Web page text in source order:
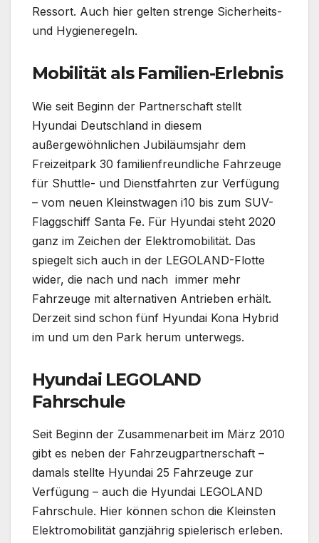
Ressort. Auch hier gelten strenge Sicherheits-
und Hygieneregeln.
Mobilität als Familien-Erlebnis
Wie seit Beginn der Partnerschaft stellt
Hyundai Deutschland in diesem
außergewöhnlichen Jubiläumsjahr dem
Freizeitpark 30 familienfreundliche Fahrzeuge
für Shuttle- und Dienstfahrten zur Verfügung
– vom neuen Kleinstwagen i10 bis zum SUV-
Flaggschiff Santa Fe. Für Hyundai steht 2020
ganz im Zeichen der Elektromobilität. Das
spiegelt sich auch in der LEGOLAND-Flotte
wider, die nach und nach immer mehr
Fahrzeuge mit alternativen Antrieben erhält.
Derzeit sind schon fünf Hyundai Kona Hybrid
im und um den Park herum unterwegs.
Hyundai LEGOLAND
Fahrschule
Seit Beginn der Zusammenarbeit im März 2010
gibt es neben der Fahrzeugpartnerschaft –
damals stellte Hyundai 25 Fahrzeuge zur
Verfügung – auch die Hyundai LEGOLAND
Fahrschule. Hier können schon die Kleinsten
Elektromobilität ganzjährig spielerisch erleben.